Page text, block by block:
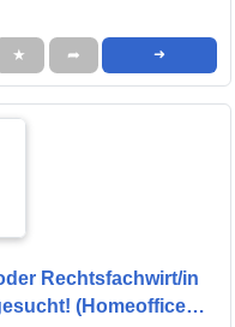
★ ➦ ➜
Rechtsfachwirt/in
(Homeoffice